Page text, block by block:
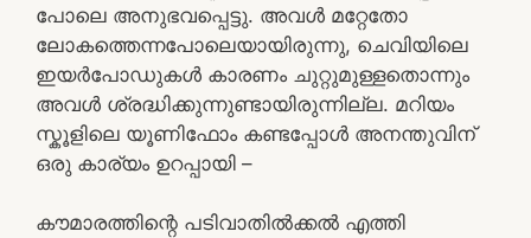
പോലെ അനുഭവപ്പെട്ടു. അവൾ മറ്റേതോ
ലോകത്തെന്നപോലെയായിരുന്നു, ചെവിയിലെ
ഇയർപോഡുകൾ കാരണം ചുറ്റുമുള്ളതൊന്നും
അവൾ ശ്രദ്ധിക്കുന്നുണ്ടായിരുന്നില്ല. മറിയം
സ്കൂളിലെ യൂണിഫോം കണ്ടപ്പോൾ അനന്തുവിന്
ഒരു കാര്യം ഉറപ്പായി –
കൗമാരത്തിന്റെ പടിവാതിൽക്കൽ എത്തി